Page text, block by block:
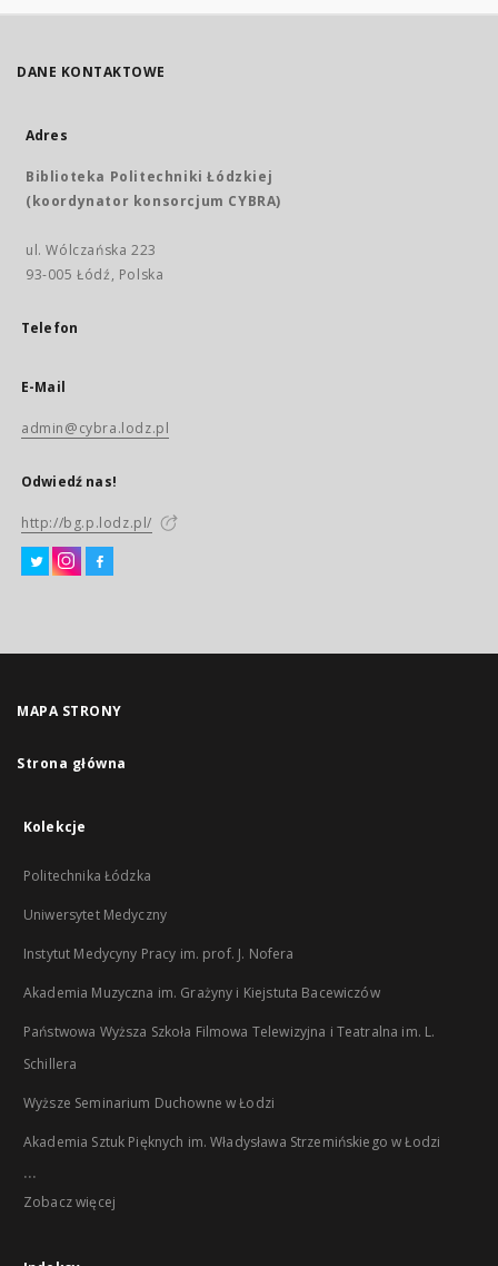
DANE KONTAKTOWE
Adres
Biblioteka Politechniki Łódzkiej
(koordynator konsorcjum CYBRA)
ul. Wólczańska 223
93-005 Łódź, Polska
Telefon
E-Mail
admin@cybra.lodz.pl
Odwiedź nas!
http://bg.p.lodz.pl/
MAPA STRONY
Strona główna
Kolekcje
Politechnika Łódzka
Uniwersytet Medyczny
Instytut Medycyny Pracy im. prof. J. Nofera
Akademia Muzyczna im. Grażyny i Kiejstuta Bacewiczów
Państwowa Wyższa Szkoła Filmowa Telewizyjna i Teatralna im. L.
Schillera
Wyższe Seminarium Duchowne w Łodzi
Akademia Sztuk Pięknych im. Władysława Strzemińskiego w Łodzi
...
Zobacz więcej